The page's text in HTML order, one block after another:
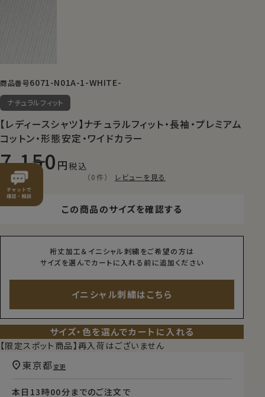
商品番号6071-N01A-1-WHITE-
ナチュラルフィット
【レディースシャツ】ナチュラルフィット・長袖・プレミアム
コットン・形態安定・ワイドカラー
7,150 税込
（0件） レビューを見る
この商品のサイズを確認する
裄丈加工＆イニシャル刺繍をご希望の方は
サイズを選んでカートに入れる前に追加ください
イニシャル刺繍はこちら
サイズ・色を選んでカートに入れる
【限定スポット商品】再入荷はございません
本日 13時00分 までのご注文で
東京都 変更